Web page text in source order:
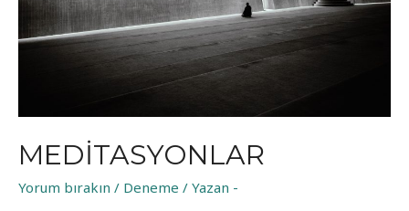
MEDITASYONLAR
Yorum bırakın / Deneme / Yazan -